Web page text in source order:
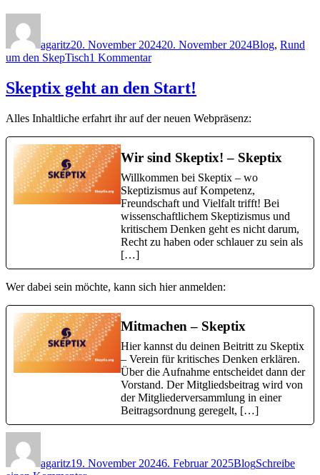
agaritz20. November 202420. November 2024Blog, Rund
um den SkepTisch1 Kommentarzu
Augsburg
Skeptix geht an den Start!
Alles Inhaltliche erfahrt ihr auf der neuen Webpräsenz:
Wir sind Skeptix! – Skeptix
Willkommen bei Skeptix – wo
Skeptizismus auf Kompetenz,
Freundschaft und Vielfalt trifft! Bei
wissenschaftlichem Skeptizismus und
kritischem Denken geht es nicht darum,
Recht zu haben oder schlauer zu sein als
[…]
Wer dabei sein möchte, kann sich hier anmelden:
Mitmachen – Skeptix
Hier kannst du deinen Beitritt zu Skeptix
– Verein für kritisches Denken erklären.
Über die Aufnahme entscheidet dann der
Vorstand. Der Mitgliedsbeitrag wird von
der Mitgliederversammlung in einer
Beitragsordnung geregelt, […]
agaritz19. November 20246. Februar 2025BlogSchreibe